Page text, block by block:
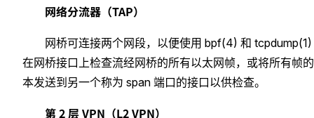
网络分流器（TAP）
网桥可连接两个网段，以便使用 bpf(4) 和 tcpdump(1)
在网桥接口上检查流经网桥的所有以太网帧，或将所有帧
本发送到另一个称为 span 端口的接口以供检查。
第 2 层 VPN（L2 VPN）